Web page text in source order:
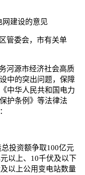
网建设的意见
管委会，市有关单
河源市经济社会高质
中的突出问题，保障
中华人民共和国电力
护条例》等法律法
投资额争取100亿元
以上、10千伏及以下
以上公用变电站数量